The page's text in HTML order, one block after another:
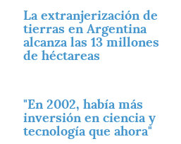
La extranjerización de
tierras en Argentina
alcanza las 13 millones
de héctareas
"En 2002, había más
inversión en ciencia y
tecnología que ahora"